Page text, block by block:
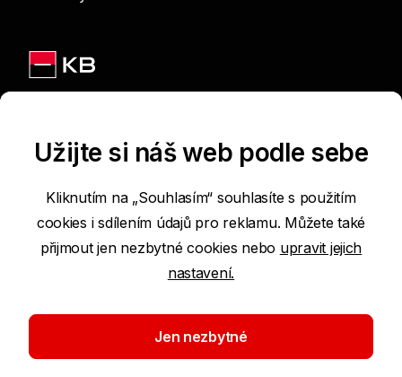
Podmínky používání internetových stránek
Prohlášení o přístupnosti
Ochrana osobních údajů
Užijte si náš web podle sebe
Kliknutím na „Souhlasím“ souhlasíte s použitím
cookies i sdílením údajů pro reklamu. Můžete také
přijmout jen nezbytné cookies nebo upravit jejich
nastavení.
Jen nezbytné